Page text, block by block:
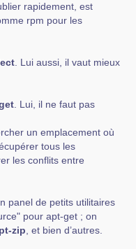
rapidement, est
rpm pour les
. Lui aussi, il vaut mieux
. Lui, il ne faut pas
un emplacement où
tous les
les conflits entre
panel de petits utilitaires
pour apt-get ; on
zip , et bien d’autres.